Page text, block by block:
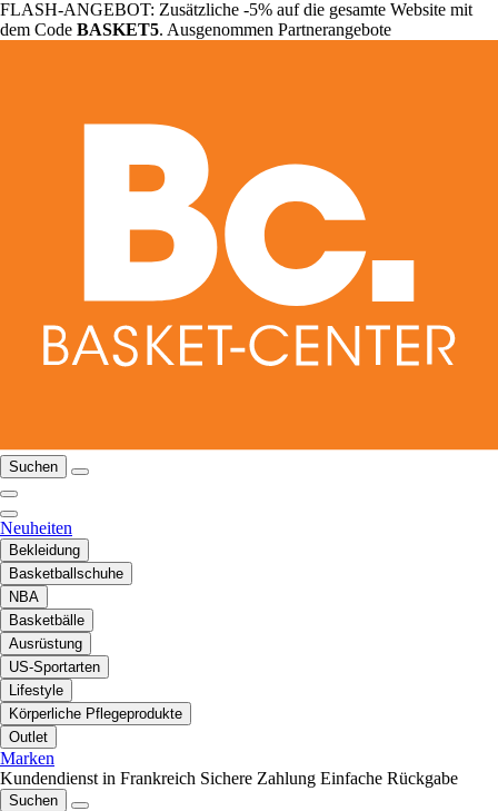
FLASH-ANGEBOT: Zusätzliche -5% auf die gesamte Website mit
dem Code BASKET5. Ausgenommen Partnerangebote
Suchen
Neuheiten
Bekleidung
Basketballschuhe
NBA
Basketbälle
Ausrüstung
US-Sportarten
Lifestyle
Körperliche Pflegeprodukte
Outlet
Marken
Kundendienst in Frankreich Sichere Zahlung Einfache Rückgabe
Suchen